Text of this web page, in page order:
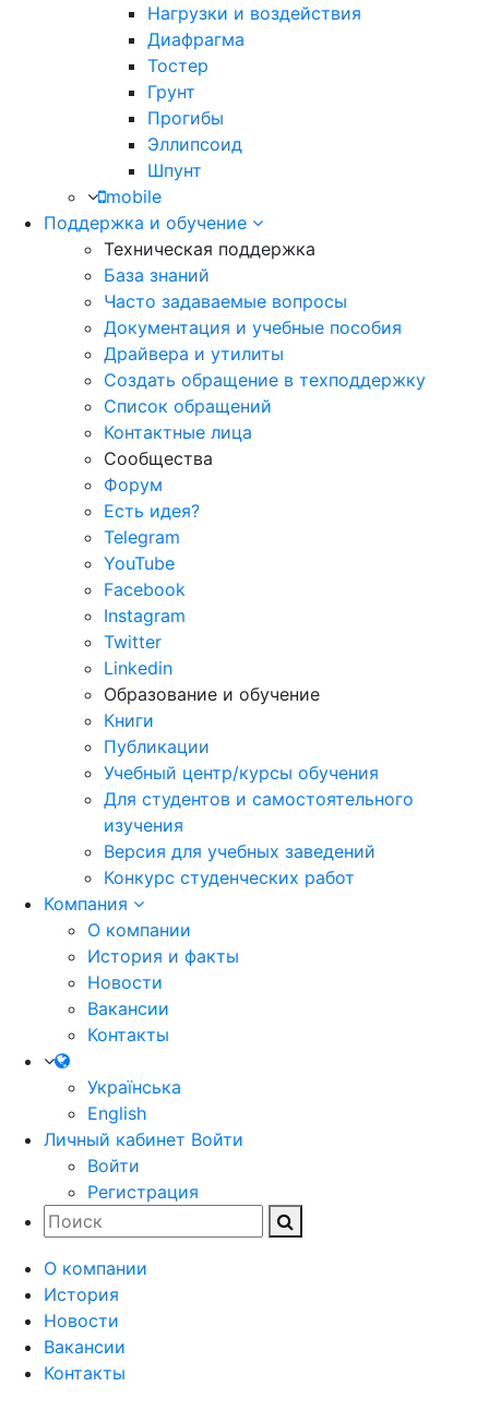
Нагрузки и воздействия
Диафрагма
Тостер
Грунт
Прогибы
Эллипсоид
Шпунт
mobile
Поддержка и обучение
Техническая поддержка
База знаний
Часто задаваемые вопросы
Документация и учебные пособия
Драйвера и утилиты
Создать обращение в техподдержку
Список обращений
Контактные лица
Сообщества
Форум
Есть идея?
Telegram
YouTube
Facebook
Instagram
Twitter
Linkedin
Образование и обучение
Книги
Публикации
Учебный центр/курсы обучения
Для студентов и самостоятельного
изучения
Версия для учебных заведений
Конкурс студенческих работ
Компания
О компании
История и факты
Новости
Вакансии
Контакты
Українська
English
Личный кабинет Войти
Войти
Регистрация
О компании
История
Новости
Вакансии
Контакты